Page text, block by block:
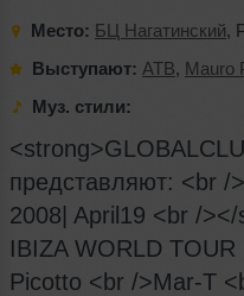
Место: БЦ Нагатинский,
Выступают: ATB, Mauro
Муз. стили:
представляют: <br /
2008| April19 <br /
IBIZA WORLD
Picotto <br />Mar-T